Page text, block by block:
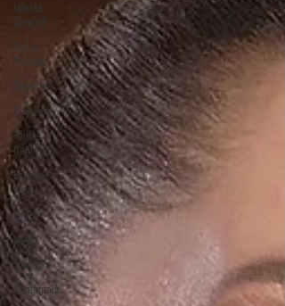
Interés
General
Política
Deportes
El Sie7e
Temas
Centrales
Estilo de
vida
Israel
bano
Tragedia
Guatemala